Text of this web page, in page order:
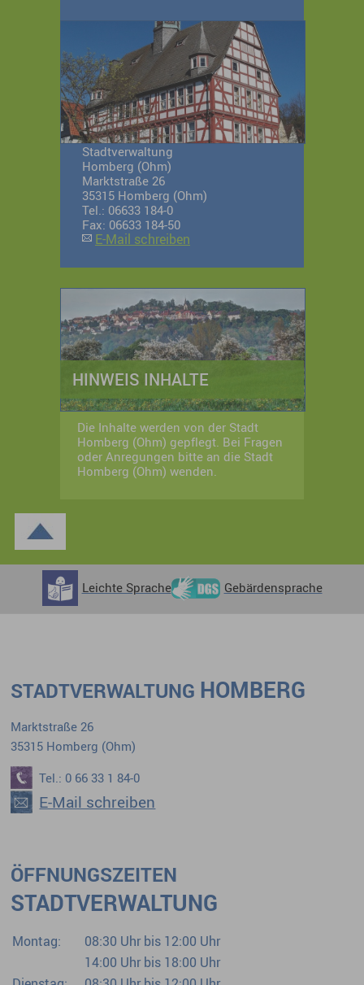
Stadtverwaltung
Homberg (Ohm)
Marktstraße 26
35315 Homberg (Ohm)
Tel.: 06633 184-0
Fax: 06633 184-50
E-Mail schreiben
HINWEIS INHALTE
Die Inhalte werden von der Stadt
Homberg (Ohm) gepflegt. Bei Fragen
oder Anregungen bitte an die Stadt
Homberg (Ohm) wenden.
Leichte Sprache Gebärdensprache
STADTVERWALTUNG HOMBERG
Marktstraße 26
35315 Homberg (Ohm)
Tel.: 0 66 33 1 84-0
E-Mail schreiben
ÖFFNUNGSZEITEN
STADTVERWALTUNG
Montag:
08:30 Uhr bis 12:00 Uhr
14:00 Uhr bis 18:00 Uhr